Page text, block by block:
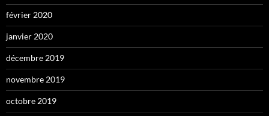
février 2020
janvier 2020
décembre 2019
novembre 2019
octobre 2019